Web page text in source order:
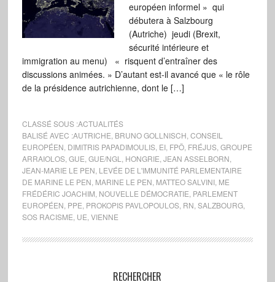
européen informel » qui
débutera à Salzbourg
(Autriche) jeudi (Brexit,
sécurité intérieure et
immigration au menu) « risquent d’entraîner des
discussions animées. » D’autant est-il avancé que « le rôle
de la présidence autrichienne, dont le […]
CLASSÉ SOUS :ACTUALITÉS
BALISÉ AVEC :AUTRICHE BRUNO GOLLNISCH CONSEIL
EUROPÉEN DIMITRIS PAPADIMOULIS, EI, FPÖ, FRÉJUS, GROUPE
ARRAIOLOS, GUE GUE/NGL HONGRIE JEAN ASSELBORN
JEAN-MARIE LE PEN LEVÉE DE L'IMMUNITÉ PARLEMENTAIRE
DE MARINE LE PEN MARINE LE PEN MATTEO SALVINI, ME
FRÉDÉRIC JOACHIM NOUVELLE DÉMOCRATIE PARLEMENT
EUROPÉEN PPE PROKOPIS PAVLOPOULOS, RN SALZBOURG,
SOS RACISME UE VIENNE
RECHERCHER